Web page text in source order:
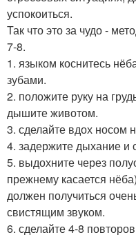
успокоиться.
Так что это за чудо -
7-8.
1. языком коснитесь
зубами.
2. положите руку на
дышите животом.
3. сделайте вдох носом
4. задержите дыхание и
5. выдохните через
прежнему касается
должен получиться
свистящим звуком.
6. сделайте 4-8